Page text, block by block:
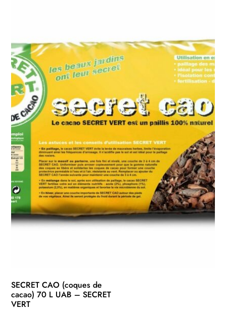
SECRET CAO (coques de
cacao) 70 L UAB – SECRET
VERT